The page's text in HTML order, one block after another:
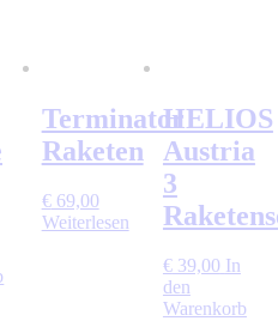
Terminator
Raketen
€69,00
Weiterlesen
HELIOS
Austria
3
€39,00 In
den
Warenkorb